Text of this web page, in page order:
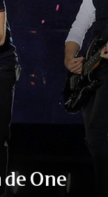
de One